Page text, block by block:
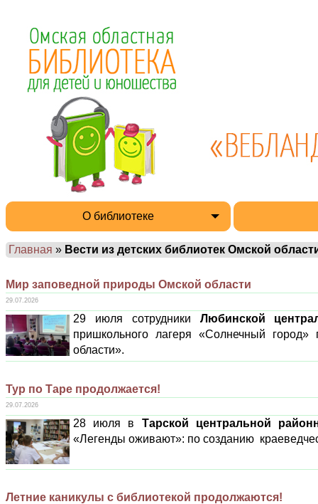
О библиотеке
Главная » Вести из детских библиотек Омской
Мир заповедной природы Омской области
29.07.2026
29 июля сотрудники Любинской
пришкольного лагеря «Солнечный
области».
Тур по Таре продолжается!
29.07.2026
28 июля в Тарской центральной
«Легенды оживают»: по созданию
Летние каникулы с библиотекой продолжаются!